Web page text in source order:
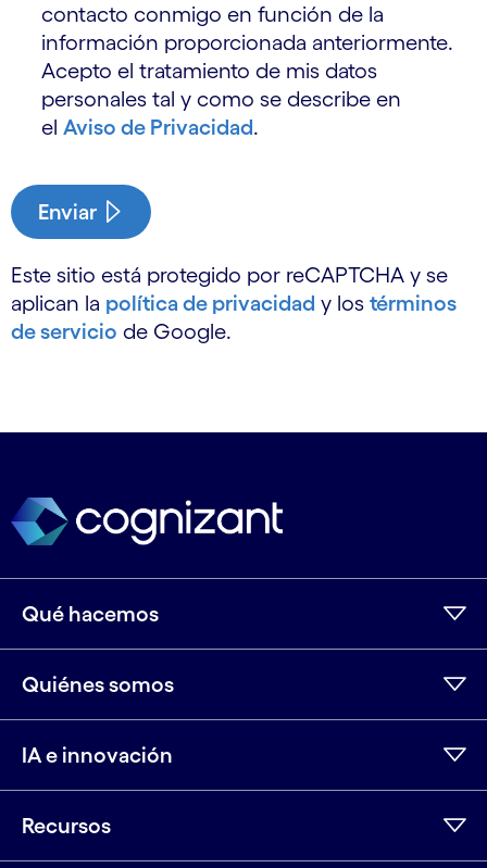
contacto conmigo en función de la
información proporcionada anteriormente.
Acepto el tratamiento de mis datos
personales tal y como se describe en
el Aviso de Privacidad.
Enviar
Este sitio está protegido por reCAPTCHA y se
aplican la política de privacidad y los términos
de servicio de Google.
Qué hacemos
Quiénes somos
IA e innovación
Recursos